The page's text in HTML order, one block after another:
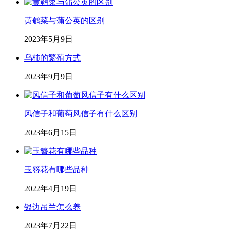
黄鹌菜与蒲公英的区别
2023年5月9日
乌柿的繁殖方式
2023年9月9日
风信子和葡萄风信子有什么区别
2023年6月15日
玉簪花有哪些品种
2022年4月19日
银边吊兰怎么养
2023年7月22日